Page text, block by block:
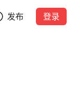
发布 登录